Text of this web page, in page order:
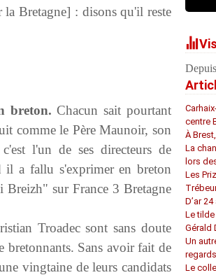
Bretagne] : disons qu'il reste
breton. Chacun sait pourtant
comme le Père Maunoir, son
l'un de ses directeurs de
il a fallu s'exprimer en breton
Breizh" sur France 3 Bretagne
Troadec sont sans doute
bretonnants. Sans avoir fait de
vingtaine de leurs candidats
centre
À
La
lors
Les
D’ar
Le
Gérald
Un
regards
Le